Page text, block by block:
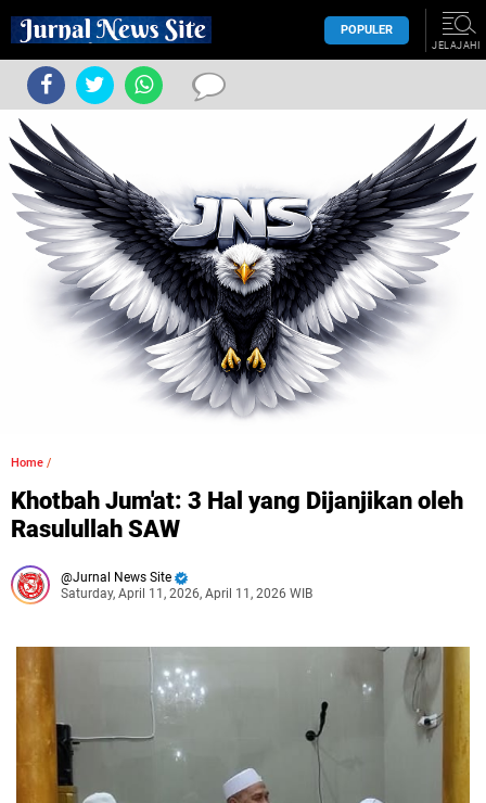
POPULER
JELAJAHI
Home /
Khotbah Jum'at: 3 Hal yang Dijanjikan oleh
Rasulullah SAW
Jurnal News Site
Saturday, April 11, 2026, April 11, 2026 WIB